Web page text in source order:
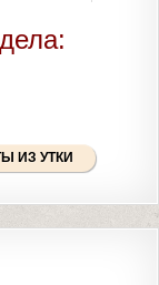
ИЗ УТКИ